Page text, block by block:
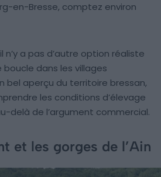
en-Bresse, comptez environ
n’y a pas d’autre option réaliste
dans les villages
bel aperçu du territoire bressan,
les conditions d’élevage
delà de l’argument commercial.
et les gorges de l’Ain